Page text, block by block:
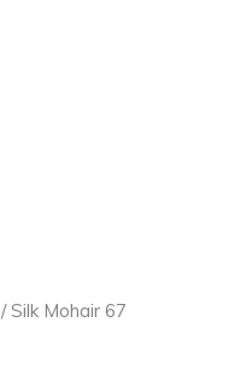
/ Silk Mohair 67